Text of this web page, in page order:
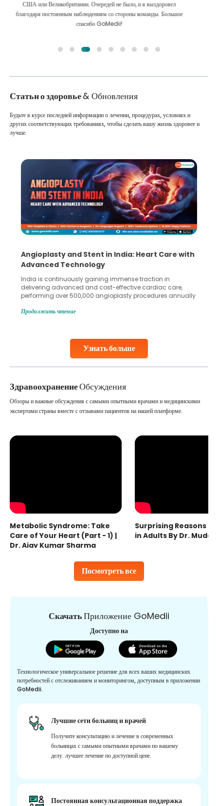
Мы сделали правильный выбор, выбрав GoMedii. Они даже после
лечения сохраняют с нами большую связь
Статьи о здоровье& Обновления
Узнать больше
Будьте в курсе последней информации о лечении, процедурах, условиях и
других соответствующих требованиях, чтобы сделать вашу жизнь здоровее и
лучше.
Angioplasty and Stent in India: Heart Care with
Advanced Technology
India is continuously gaining immense traction in
delivering advanced and cost-effective cardiac care,
performing over 500,000 angioplasty procedures annually
globe are searching for treatments like angioplasty and
Studies, such as one published
Продолжить чтение
ЗдравоохранениеОбсуждения
Посмотреть все
Обзоры и важные обсуждения с самыми опытными врачами и медицинскими
экспертами страны вместе с отзывами пациентов на нашей платформе.
Metabolic Syndrome: Take
Care of Your Heart (Part - 1) |
Dr. Ajay Kumar Sharma
Surprising Reasons
in Adults By Dr.
СкачатьПриложение GoMedii
Доступно на
Технологическое универсальное решение для всех ваших медицинских
потребностей с отслеживанием и мониторингом, доступным в приложении
GoMedii.
Лучшие сети больниц и врачей
Получите консультацию и лечение в современных
больницах с самыми опытными врачами по вашему
делу. лучшее лечение по доступной цене.
Постоянная консультационная поддержка